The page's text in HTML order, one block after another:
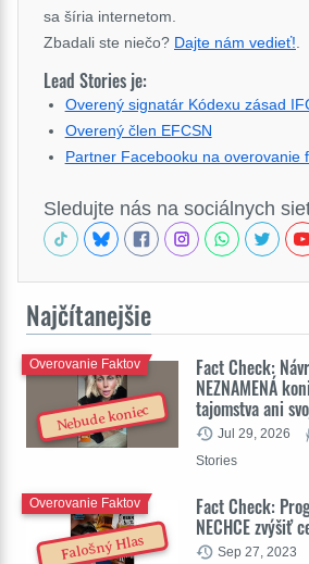
sa šíria internetom.
Zbadali ste niečo? Dajte nám vedieť!
Lead Stories je:
Overený signatár Kódexu zásad
Overený člen EFCSN
Partner Facebooku na overovanie
Sledujte nás na sociálnych
Najčítanejšie
Nebude koniec
Fact Check:
NEZNAMENÁ
tajomstva ani
Overovanie Faktov
Jul 29, 2026
Stories
Falošný Hlas
Fact Check:
NECHCE zvýšiť
Overovanie Faktov
Sep 27, 2023